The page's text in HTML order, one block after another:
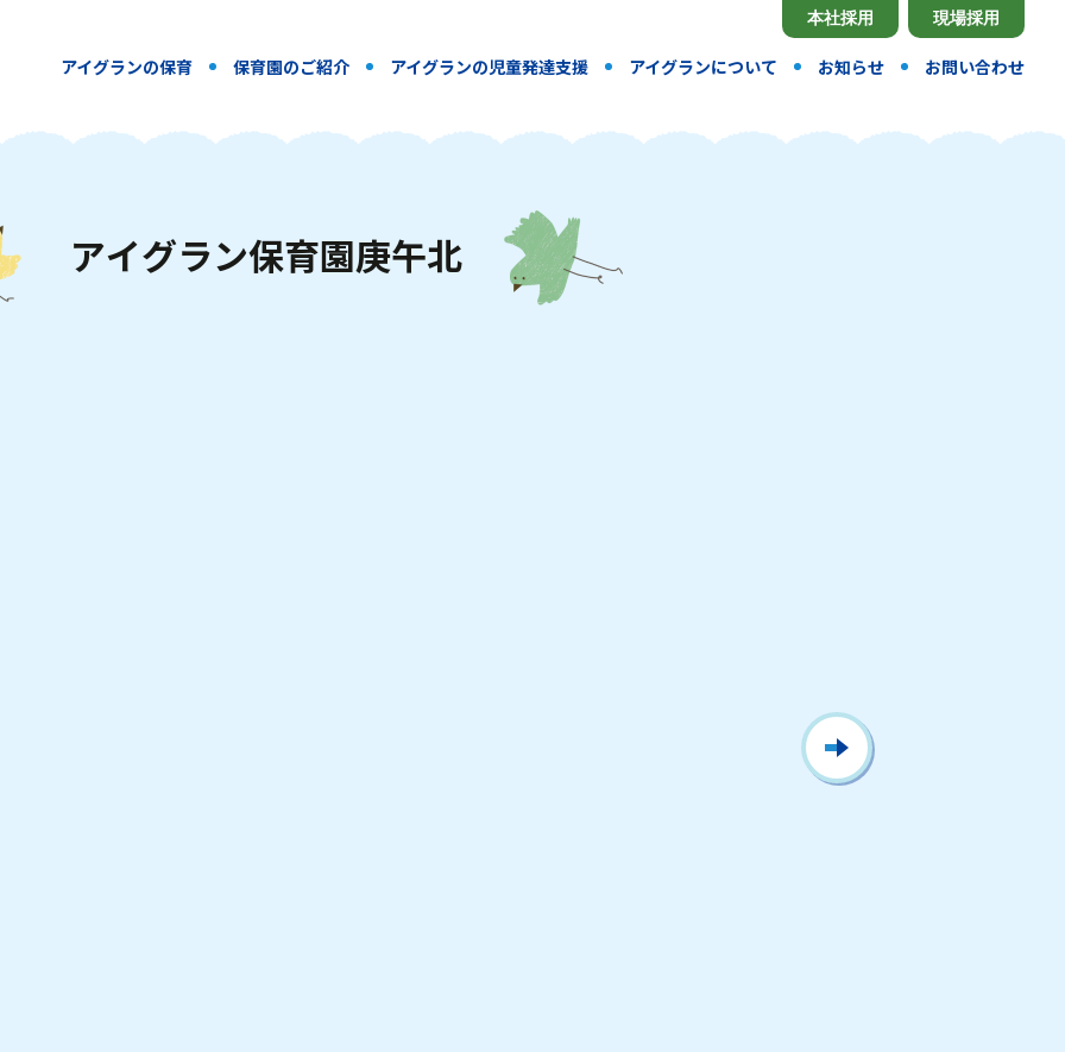
アイグランの保育 保育園のご紹介 アイグランの児童発達支援 アイグランについて お知らせ お問い合わせ
本社採用 現場採用
アイグラン保育園庚午北